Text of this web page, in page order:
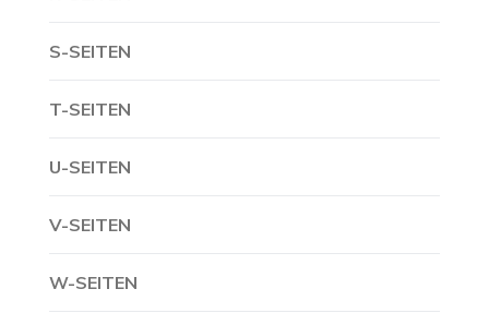
S-SEITEN
T-SEITEN
U-SEITEN
V-SEITEN
W-SEITEN